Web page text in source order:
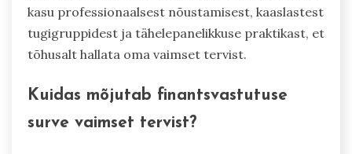
kasu professionaalsest nõustamisest, kaaslastest
tugigruppidest ja tähelepanelikkuse praktikast, et
tõhusalt hallata oma vaimset tervist.
Kuidas mõjutab finantsvastutuse
surve vaimset tervist?